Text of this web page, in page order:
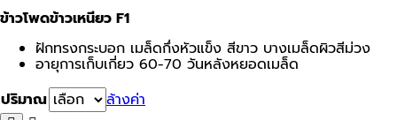
ข้าวโพดข้าวเหนียว F1
ฝักทรงกระบอก เมล็ดกึ่งหัวแข็ง สีขาว บางเมล็ดผิวสีม่วง
อายุการเก็บเกี่ยว 60-70 วันหลังหยอดเมล็ด
ปริมาณ
ล้างค่า